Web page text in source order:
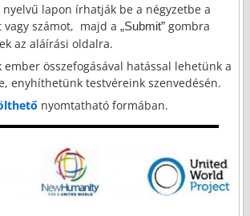
lapon írhatják be a négyzetbe a
számot, majd a „Submit” gombra
az aláírási oldalra.
ember összefogásával hatással lehetünk a
enyhíthetünk testvéreink szenvedésén.
nyomtatható formában.